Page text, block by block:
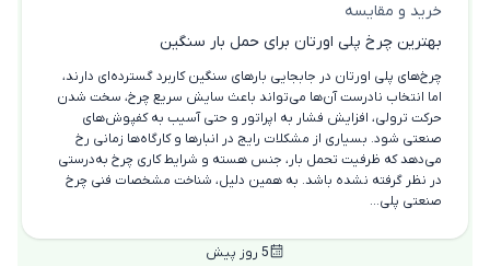
خرید و مقایسه
بهترین چرخ پلی اورتان برای حمل بار سنگین
چرخ‌های پلی اورتان در جابجایی بارهای سنگین کاربرد گسترده‌ای دارند،
اما انتخاب نادرست آن‌ها می‌تواند باعث سایش سریع چرخ، سخت شدن
حرکت ترولی، افزایش فشار به اپراتور و حتی آسیب به کفپوش‌های
صنعتی شود. بسیاری از مشکلات رایج در انبارها و کارگاه‌ها زمانی رخ
می‌دهد که ظرفیت تحمل بار، جنس هسته و شرایط کاری چرخ به‌درستی
در نظر گرفته نشده باشد. به همین دلیل، شناخت مشخصات فنی چرخ
صنعتی پلی...
5 روز پیش